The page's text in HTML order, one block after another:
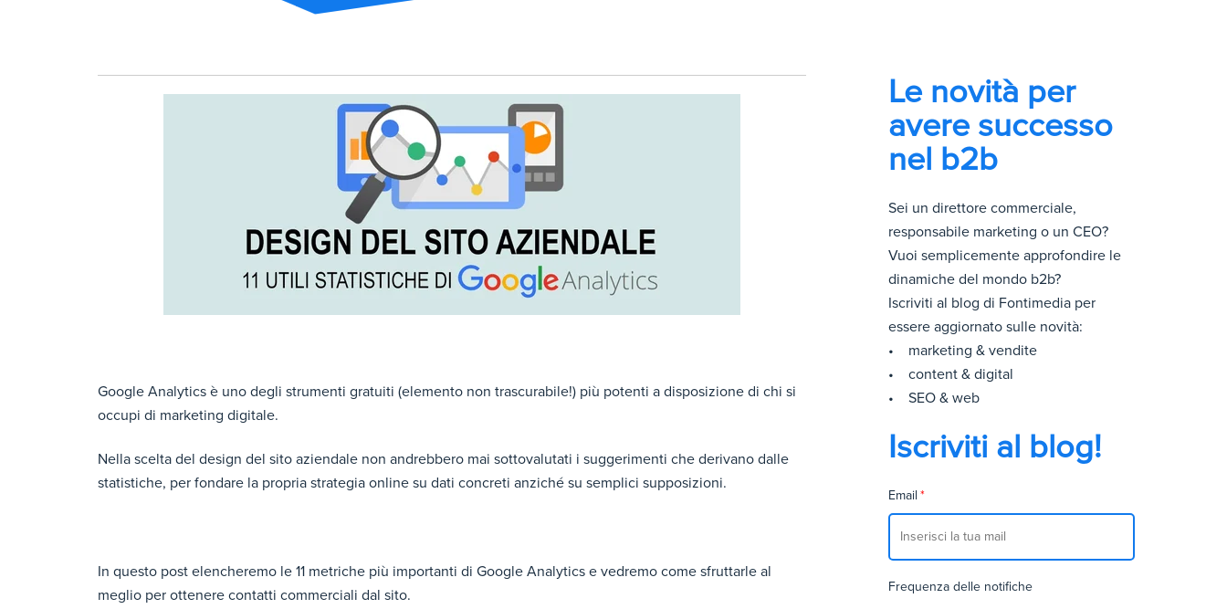
Google Analytics è uno degli strumenti gratuiti (elemento non trascurabile!) più potenti a disposizione di chi si
occupi di marketing digitale.
Nella scelta del design del sito aziendale non andrebbero mai sottovalutati i suggerimenti che derivano dalle
statistiche, per fondare la propria strategia online su dati concreti anziché su semplici supposizioni.
In questo post elencheremo le 11 metriche più importanti di Google Analytics e vedremo come sfruttarle al
meglio per ottenere contatti commerciali dal sito.
Le novità per
avere successo
nel b2b
Sei un direttore commerciale,
responsabile marketing o un CEO?
Vuoi semplicemente approfondire le
dinamiche del mondo b2b?
Iscriviti al blog di Fontimedia per
essere aggiornato sulle novità:
• marketing & vendite
• content & digital
• SEO & web
Iscriviti al blog!
Email *
Frequenza delle notifiche